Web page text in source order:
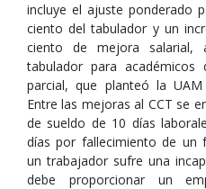
incluye el ajuste ponderado
ciento del tabulador y un
ciento de mejora
tabulador para
parcial, que planteó la
Entre las mejoras al CCT se
de sueldo de 10 días
días por fallecimiento de un
un trabajador sufre una
debe proporcionar un